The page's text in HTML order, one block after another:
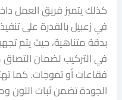
كذلك يتميز فريق العمل
في زعبيل بالقدرة على
بدقة متناهية، حيث يتم
في التركيب لضمان
فقاعات أو تموجات. كما
الجودة تضمن ثبات اللون